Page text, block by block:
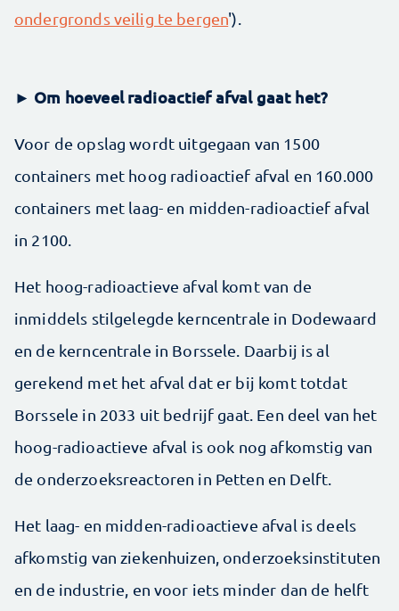
ondergronds veilig te bergen').
► Om hoeveel radioactief afval gaat het?
Voor de opslag wordt uitgegaan van 1500
containers met hoog radioactief afval en 160.000
containers met laag- en midden-radioactief afval
in 2100.
Het hoog-radioactieve afval komt van de
inmiddels stilgelegde kerncentrale in Dodewaard
en de kerncentrale in Borssele. Daarbij is al
gerekend met het afval dat er bij komt totdat
Borssele in 2033 uit bedrijf gaat. Een deel van het
hoog-radioactieve afval is ook nog afkomstig van
de onderzoeksreactoren in Petten en Delft.
Het laag- en midden-radioactieve afval is deels
afkomstig van ziekenhuizen, onderzoeksinstituten
en de industrie, en voor iets minder dan de helft